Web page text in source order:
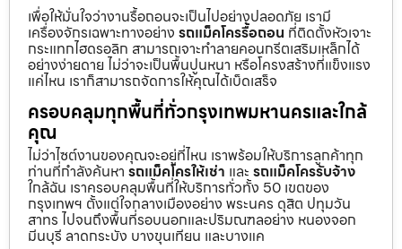
เพื่อให้มั่นใจว่างานรื้อถอนจะเป็นไปอย่างปลอดภัย เรามี
เครื่องจักรเฉพาะทางอย่าง รถแม็คโครรื้อถอน ที่ติดตั้งหัวเจาะ
กระแทกไฮดรอลิก สามารถเจาะทำลายคอนกรีตเสริมเหล็กได้
อย่างง่ายดาย ไม่ว่าจะเป็นพื้นปูนหนา หรือโครงสร้างที่แข็งแรง
แค่ไหน เราก็สามารถจัดการให้คุณได้เบ็ดเสร็จ
ครอบคลุมทุกพื้นที่ทั่วกรุงเทพมหานครและใกล้
คุณ
ไม่ว่าไซต์งานของคุณจะอยู่ที่ไหน เราพร้อมให้บริการลูกค้าทุก
ท่านที่กำลังค้นหา รถแม็คโครให้เช่า และ รถแม็คโครรับจ้าง
ใกล้ฉัน เราครอบคลุมพื้นที่ให้บริการทั่วทั้ง 50 เขตของ
กรุงเทพฯ ตั้งแต่ใจกลางเมืองอย่าง พระนคร ดุสิต ปทุมวัน
สาทร ไปจนถึงพื้นที่รอบนอกและปริมณฑลอย่าง หนองจอก
มีนบุรี ลาดกระบัง บางขุนเทียน และบางแค